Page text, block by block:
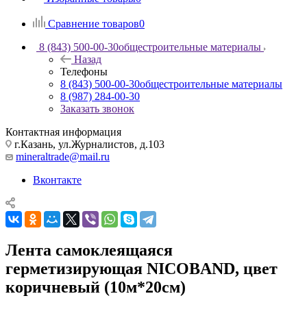
Сравнение товаров0
8 (843) 500-00-30общестроительные материалы
Назад
Телефоны
8 (843) 500-00-30общестроительные материалы
8 (987) 284-00-30
Заказать звонок
Контактная информация
г.Казань, ул.Журналистов, д.103
mineraltrade@mail.ru
Вконтакте
Лента самоклеящаяся
герметизирующая NICOBAND, цвет
коричневый (10м*20см)